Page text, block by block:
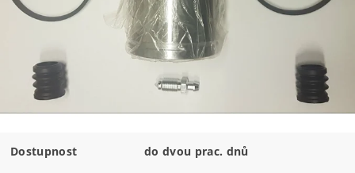
Dostupnost do dvou prac. dnů